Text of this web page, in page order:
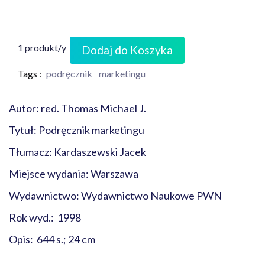
1 produkt/y Dodaj do Koszyka
Tags : podręcznik marketingu
Autor: red. Thomas Michael J.
Tytuł: Podręcznik marketingu
Tłumacz: Kardaszewski Jacek
Miejsce wydania: Warszawa
Wydawnictwo: Wydawnictwo Naukowe PWN
Rok wyd.: 1998
Opis: 644 s.; 24 cm